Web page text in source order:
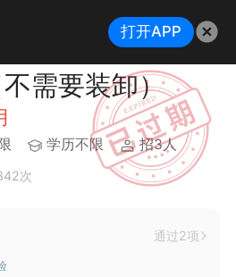
需要装卸）
学历不限 招3人
次
通过2项
打开APP